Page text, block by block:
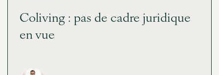
Coliving : pas de cadre juridique
en vue